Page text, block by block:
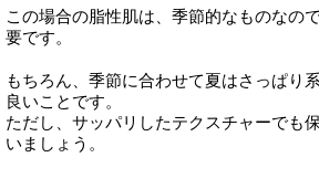
この場合の脂性肌は、季節的なものなの
要です。
もちろん、季節に合わせて夏はさっぱり
良いことです。
ただし、サッパリしたテクスチャーでも
いましょう。